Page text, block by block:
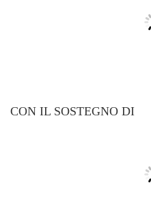
CON IL SOSTEGNO DI